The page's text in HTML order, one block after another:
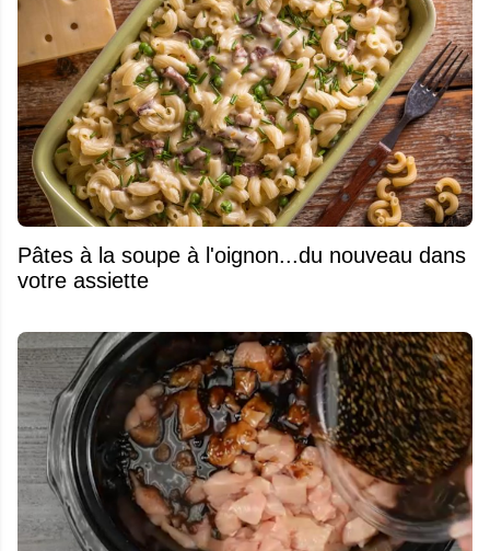
Pâtes à la soupe à l'oignon...du nouveau dans
votre assiette